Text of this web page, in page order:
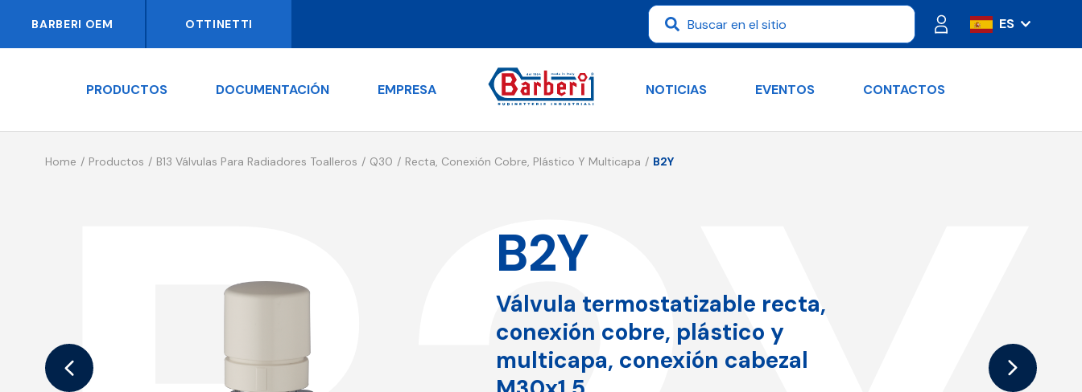
BARBERI OEM OTTINETTI
ES
IT
DE
PRODUCTOS DOCUMENTACIÓN EMPRESA NOTICIAS EVENTOS CONTACTOS
Home Productos B13 Válvulas Para Radiadores Toalleros Q30 Recta, Conexión Cobre, Plástico Y Multicapa B2Y
B2Y
Válvula termostatizable recta,
conexión cobre, plástico y
multicapa, conexión cabezal